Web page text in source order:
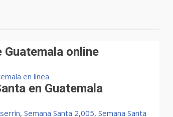
Guatemala online
en linea
en Guatemala
, Semana Santa 2,005, Semana Santa